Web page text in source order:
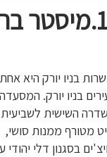
מיסטר
בניו יורק היא אחת
בניו יורק. המסעדה
השישית לשביעית
מטורף ממנות סושי,
בסגנון דלי יהודי